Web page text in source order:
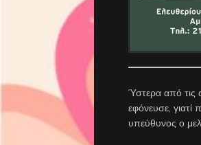
Ύστερα από τις
εφόνευσε, γιατί
υπεύθυνος ο